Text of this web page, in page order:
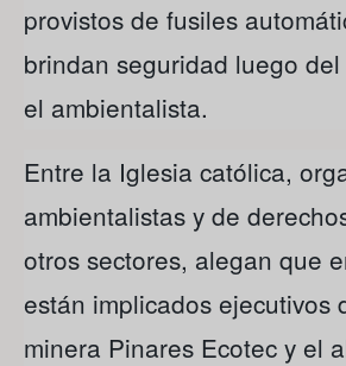
provistos de fusiles
brindan seguridad luego
el ambientalista.
Entre la Iglesia católica,
ambientalistas y de
otros sectores, alegan que
están implicados ejecutivos
minera Pinares Ecotec y el